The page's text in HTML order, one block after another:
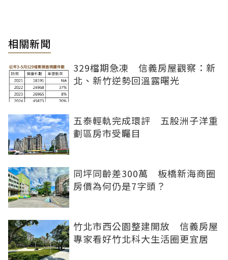
相關新聞
329檔期急凍 信義房屋觀察：新
北、新竹逆勢回溫露曙光
五泰輕軌完成環評 五股洲子洋重
劃區房市受矚目
同坪同齡差300萬 板橋新海商圈
房價為何仍是7字頭？
竹北市西公園整建開放 信義房屋
專家看好竹北科大生活圈更宜居